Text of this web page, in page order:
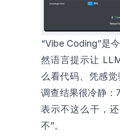
“Vibe Coding”是
然语言提示让
么看代码、凭感
调查结果很冷静：
表示不这么干，
不”。